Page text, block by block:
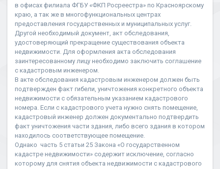
в офисах филиала ФГБУ «ФКП Росреестра» по Красноярскому
краю, а так же в многофункциональных центрах
предоставления государственных и муниципальных услуг.
Другой необходимый документ, акт обследования,
удостоверяющий прекращение существования объекта
недвижимости. Для оформления акта обследования
заинтересованному лицу необходимо заключить соглашение
с кадастровым инженером.
В акте обследования кадастровым инженером должен быть
подтвержден факт гибели, уничтожения конкретного объекта
недвижимости с обязательным указанием кадастрового
номера. Если с кадастрового учета нужно снять помещение,
кадастровый инженер должен документально подтвердить
факт уничтожения части здания, либо всего здания в котором
находилось соответствующее помещение.
Однако часть 5 статьи 25 Закона «О государственном
кадастре недвижимости» содержит исключение, согласно
которому для снятия объекта недвижимости с кадастрового